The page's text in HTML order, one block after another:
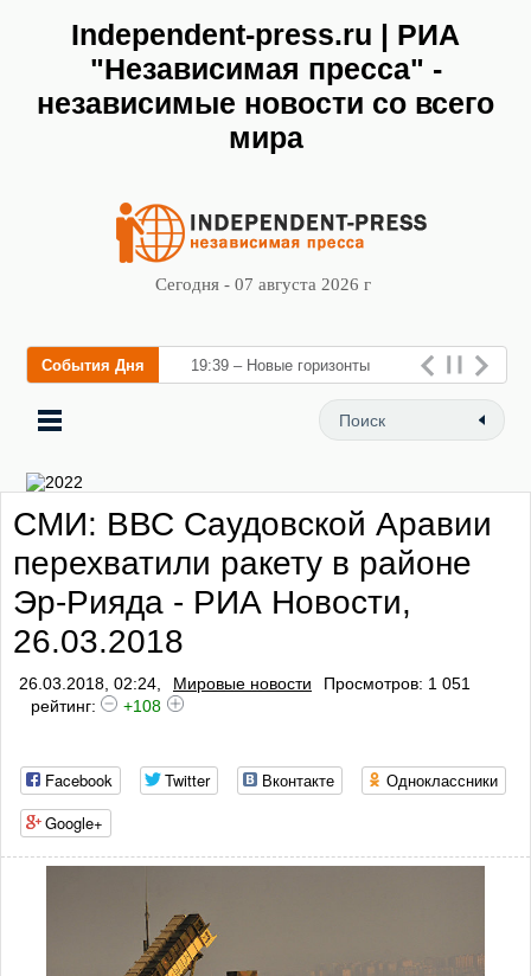
Independent-press.ru | РИА
"Независимая пресса" -
независимые новости со всего
мира
Сегодня - 07 августа 2026 г
События Дня 19:39 – Новые горизонты
флебологии: в Москве
открылся «Городской центр
СМИ: ВВС Саудовской Аравии
перехватили ракету в районе
Эр-Рияда - РИА Новости,
26.03.2018
26.03.2018, 02:24, Мировые новости
Просмотров: 1 051
рейтинг:
+108
Facebook Twitter Вконтакте
Одноклассники
Google+